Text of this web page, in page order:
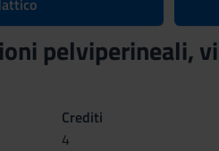
pelviperineali,
Crediti
4